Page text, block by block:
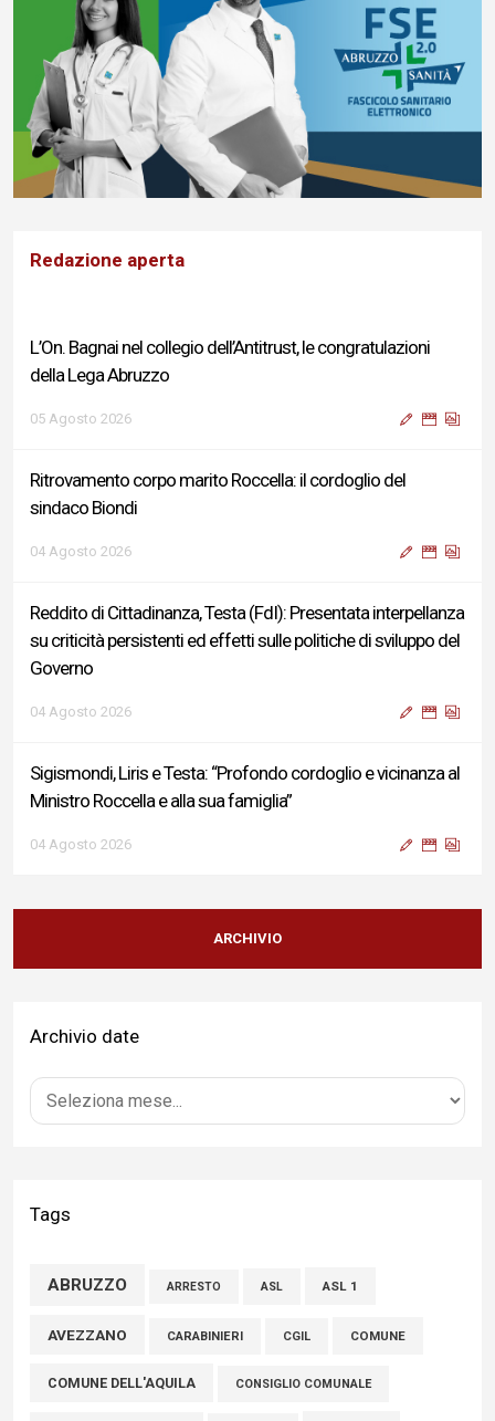
Redazione aperta
Ritrovamento corpo marito Roccella: il cordoglio del
sindaco Biondi
04 Agosto 2026
Reddito di Cittadinanza, Testa (FdI): Presentata interpellanza
su criticità persistenti ed effetti sulle politiche di sviluppo del
Sigismondi, Liris e Testa: “Profondo cordoglio e vicinanza al
Ministro Roccella e alla sua famiglia”
04 Agosto 2026
Terminal bus "Lorenzo Natali": modifiche temporanee alla
viabilità per il completamento dei lavori di riqualificazione
04 Agosto 2026
Liris: «Con Franco Mastri L’Aquila perde un medico di grande
competenza e un uomo che ha saputo mettersi al servizio
della comunità»
conti solidi che consentono di effettuare nuovi interventi di
crescita del territorio”
FISCO, TESTA (FDI): COMPLETAMENTO RIFORMA E’
ARCHIVIO
Archivio date
Tags
ABRUZZO ARRESTO ASL ASL 1
AVEZZANO CARABINIERI CGIL COMUNE
COMUNE DELL'AQUILA CONSIGLIO COMUNALE